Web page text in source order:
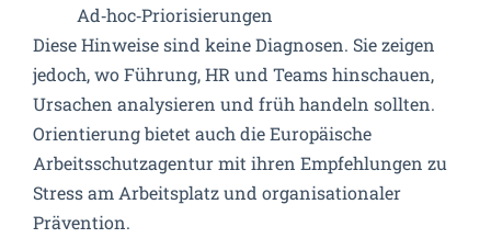
Ad‑hoc‑Priorisierungen
Diese Hinweise sind keine Diagnosen. Sie zeigen
jedoch, wo Führung, HR und Teams hinschauen,
Ursachen analysieren und früh handeln sollten.
Orientierung bietet auch die Europäische
Arbeitsschutzagentur mit ihren Empfehlungen zu
Stress am Arbeitsplatz und organisationaler
Prävention.